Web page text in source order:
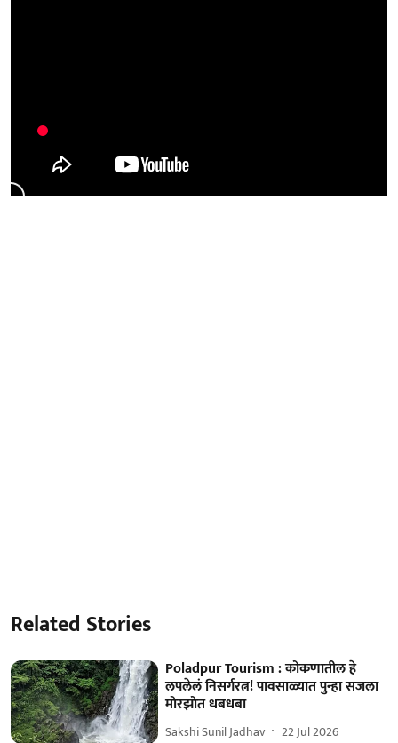
Related Stories
Poladpur Tourism : कोकणातील हे
लपलेलं निसर्गरत्न! पावसाळ्यात पुन्हा सजला
मोरझोत धबधबा
Sakshi Sunil Jadhav 22 Jul 2026